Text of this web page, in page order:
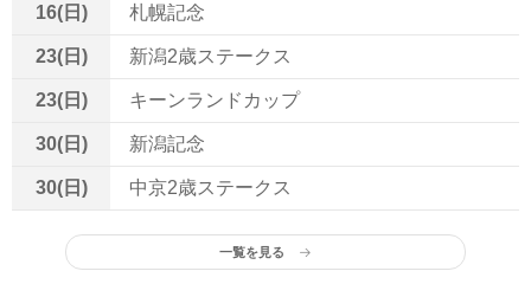
16(日) 札幌記念
23(日) 新潟2歳ステークス
23(日) キーンランドカップ
30(日) 新潟記念
30(日) 中京2歳ステークス
一覧を見る